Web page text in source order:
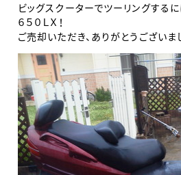
ビッグスクーターでツーリングする
６５０ＬＸ！
ご売却いただき、ありがとうござい